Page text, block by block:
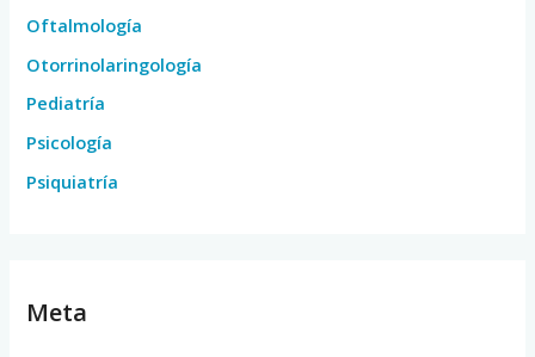
Oftalmología
Otorrinolaringología
Pediatría
Psicología
Psiquiatría
Meta